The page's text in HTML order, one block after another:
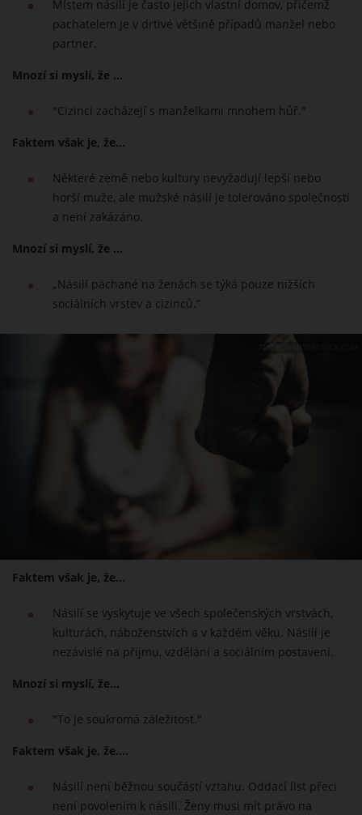
Místem násilí je často jejich vlastní domov, přičemž
pachatelem je v drtivé většině případů manžel nebo
partner.
Mnozí si myslí, že ...
"Cizinci zacházejí s manželkami mnohem hůř."
Faktem však je, že…
Některé země nebo kultury nevyžadují lepší nebo
horší muže, ale mužské násilí je tolerováno společností
a není zakázáno.
Mnozí si myslí, že ...
„Násilí páchané na ženách se týká pouze nižších
sociálních vrstev a cizinců.“
ZDROJ: SHUTTERSTOCK.COM
Faktem však je, že…
Násilí se vyskytuje ve všech společenských vrstvách,
kulturách, náboženstvích a v každém věku. Násilí je
nezávislé na příjmu, vzdělání a sociálním postavení.
Mnozí si myslí, že…
"To je soukromá záležitost."
Faktem však je, že….
Násilí není běžnou součástí vztahu. Oddací list přeci
není povolením k násilí. Ženy musí mít právo na